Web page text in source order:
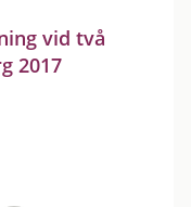
vid två
2017